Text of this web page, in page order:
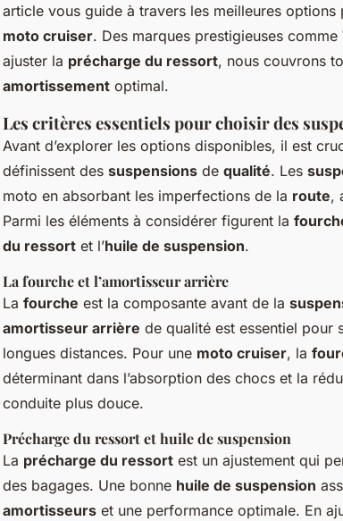
article vous guide à travers les meilleures options
moto cruiser. Des marques prestigieuses comme
ajuster la précharge du ressort, nous couvrons
amortissement optimal.
Les critères essentiels pour choisir des
Avant d’explorer les options disponibles, il est
définissent des suspensions de qualité. Les
moto en absorbant les imperfections de la route,
Parmi les éléments à considérer figurent la
du ressort et l’huile de suspension.
La fourche et l’amortisseur arrière
La fourche est la composante avant de la
amortisseur arrière de qualité est essentiel pour
longues distances. Pour une moto cruiser, la
déterminant dans l’absorption des chocs et la
conduite plus douce.
Précharge du ressort et huile de suspension
La précharge du ressort est un ajustement qui
des bagages. Une bonne huile de suspension
amortisseurs et une performance optimale. En